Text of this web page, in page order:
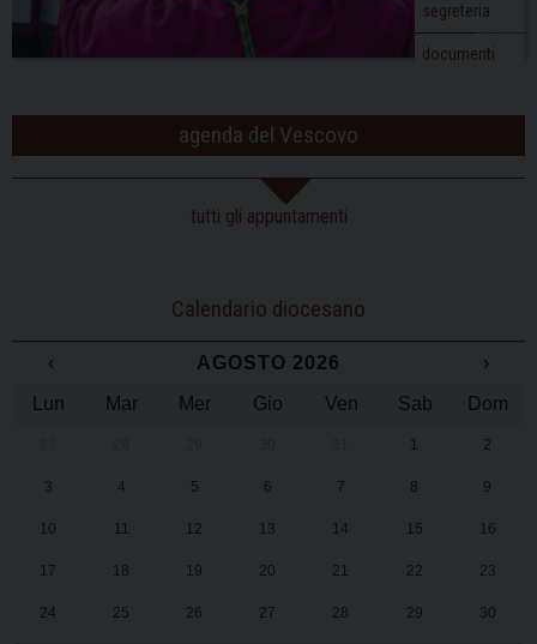
segreteria
documenti
agenda del Vescovo
tutti gli appuntamenti
Calendario diocesano
‹ AGOSTO 2026
›
Lun
Mar Mer Gio Ven Sab Dom
1 2
3 4 5 6 7 8 9
10 11 12 13 14 15 16
17 18 19 20 21 22 23
24 25 26 27 28 29 30